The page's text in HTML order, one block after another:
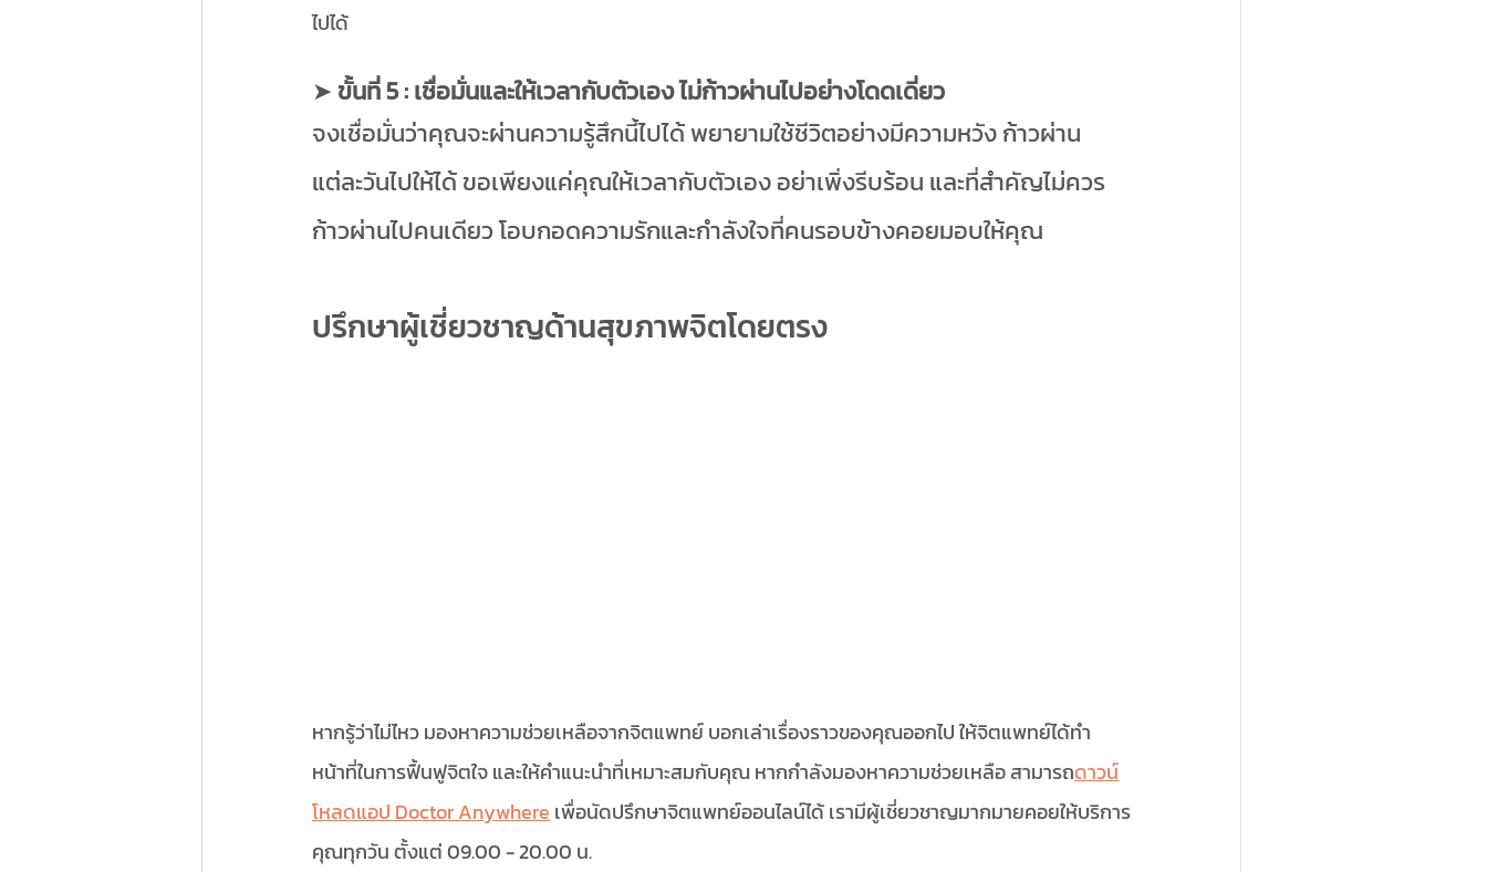
ไปได้
➤ ขั้นที่ 5 : เชื่อมั่นและให้เวลากับตัวเอง ไม่ก้าวผ่านไปอย่างโดดเดี่ยว
จงเชื่อมั่นว่าคุณจะผ่านความรู้สึกนี้ไปได้ พยายามใช้ชีวิตอย่างมีความหวัง ก้าวผ่าน
แต่ละวันไปให้ได้ ขอเพียงแค่คุณให้เวลากับตัวเอง อย่าเพิ่งรีบร้อน และที่สำคัญไม่ควร
ก้าวผ่านไปคนเดียว โอบกอดความรักและกำลังใจที่คนรอบข้างคอยมอบให้คุณ
ปรึกษาผู้เชี่ยวชาญด้านสุขภาพจิตโดยตรง
หากรู้ว่าไม่ไหว มองหาความช่วยเหลือจากจิตแพทย์ บอกเล่าเรื่องราวของคุณออกไป ให้จิตแพทย์ได้ทำ
หน้าที่ในการฟื้นฟูจิตใจ และให้คำแนะนำที่เหมาะสมกับคุณ หากกำลังมองหาความช่วยเหลือ สามารถดาวน์
โหลดแอป Doctor Anywhere เพื่อนัดปรึกษาจิตแพทย์ออนไลน์ได้ เรามีผู้เชี่ยวชาญมากมายคอยให้บริการ
คุณทุกวัน ตั้งแต่ 09.00 - 20.00 น.